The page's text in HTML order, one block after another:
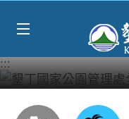
:::